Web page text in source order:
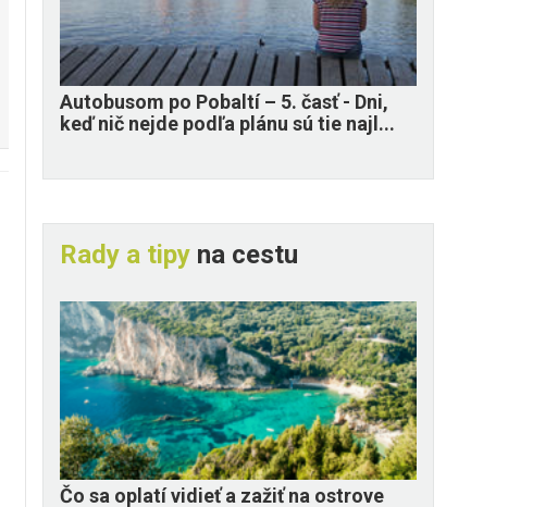
​Autobusom po Pobaltí – 5. časť - Dni,
keď nič nejde podľa plánu sú tie najl...
Rady a tipy na cestu
Čo sa oplatí vidieť a zažiť na ostrove